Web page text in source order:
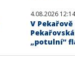
4.08.2026 12:14
V
„potulní“